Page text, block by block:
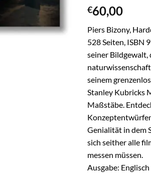
€60,00
Piers Bizony,
528 Seiten, ISBN
seiner Bildgewalt,
seinem
Stanley Kubricks
Maßstäbe.
Genialität in dem
sich seither alle
messen müssen.
Ausgabe: Englisch